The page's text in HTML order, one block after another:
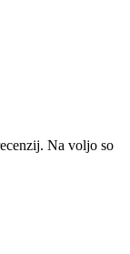
Na voljo so